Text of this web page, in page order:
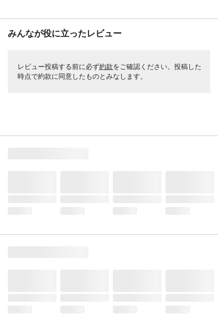
みんなが役に立ったレビュー
レビュー投稿する前に必ず約款をご確認ください。投稿した
時点で約款に同意したものとみなします。